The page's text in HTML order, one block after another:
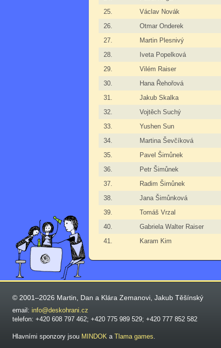
25.
Václav Novák
26.
Otmar Onderek
27.
Martin Plesnivý
28.
Iveta Popelková
29.
Vilém Raiser
30.
Hana Řehořová
31.
Jakub Skalka
32.
Vojtěch Suchý
33.
Yushen Sun
34.
Martina Ševčíková
35.
Pavel Šimůnek
36.
Petr Šimůnek
37.
Radim Šimůnek
38.
Jana Šimůnková
39.
Tomáš Vrzal
40.
Gabriela Walter Raiser
41.
Karam Kim
© 2001–2026 Martin, Dan a Klára Zemanovi, Jakub Těšínský
email: info@deskohrani.cz
telefon: +420 608 797 462; +420 775 989 529; +420 777 852 582
Hlavními sponzory jsou MINDOK a Tlama games.